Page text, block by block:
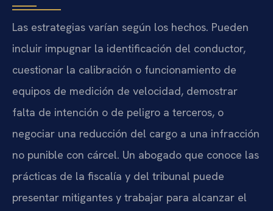
Las estrategias varían según los hechos. Pueden
incluir impugnar la identificación del conductor,
cuestionar la calibración o funcionamiento de
equipos de medición de velocidad, demostrar
falta de intención o de peligro a terceros, o
negociar una reducción del cargo a una infracción
no punible con cárcel. Un abogado que conoce las
prácticas de la fiscalía y del tribunal puede
presentar mitigantes y trabajar para alcanzar el